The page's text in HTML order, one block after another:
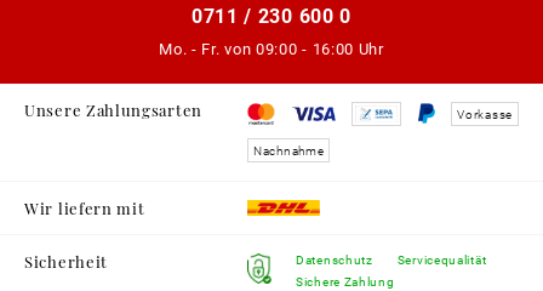
0711 / 230 600 0
Mo. - Fr. von 09:00 - 16:00 Uhr
Unsere Zahlungsarten Vorkasse
Nachnahme
Wir liefern mit
Sicherheit
Datenschutz
Sichere Zahlung
Servicequalität